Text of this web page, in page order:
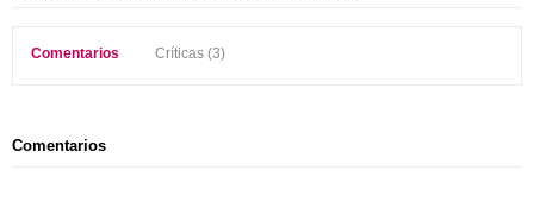
Comentarios Críticas (3)
Comentarios